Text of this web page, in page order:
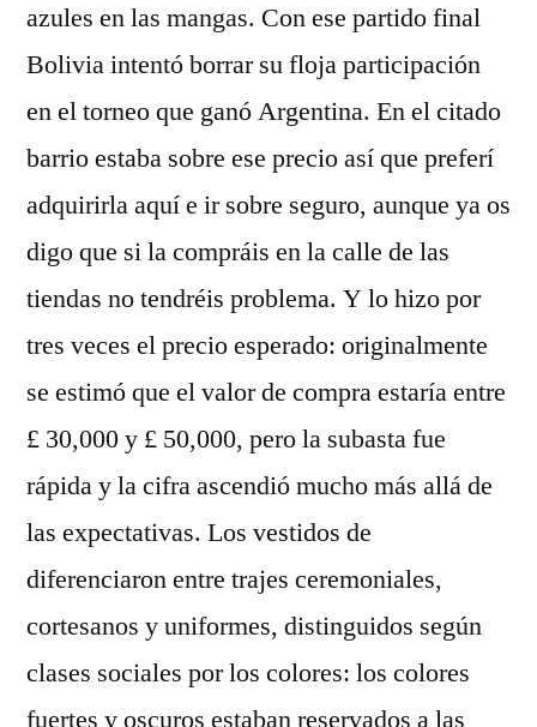
azules en las mangas. Con ese partido final
Bolivia intentó borrar su floja participación
en el torneo que ganó Argentina. En el citado
barrio estaba sobre ese precio así que preferí
adquirirla aquí e ir sobre seguro, aunque ya os
digo que si la compráis en la calle de las
tiendas no tendréis problema. Y lo hizo por
tres veces el precio esperado: originalmente
se estimó que el valor de compra estaría entre
£ 30,000 y £ 50,000, pero la subasta fue
rápida y la cifra ascendió mucho más allá de
las expectativas. Los vestidos de
diferenciaron entre trajes ceremoniales,
cortesanos y uniformes, distinguidos según
clases sociales por los colores: los colores
fuertes y oscuros estaban reservados a las